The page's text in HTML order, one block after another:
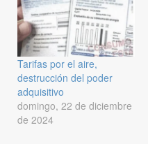
Tarifas por el aire,
destrucción del poder
adquisitivo
domingo, 22 de diciembre
de 2024